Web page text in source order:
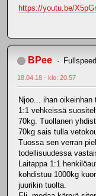
https://youtu.be/
BPee
18.04.18 - klo: 20.57
Njoo... ihan
1:1 vehkeissä
70kg. Tuollanen
70kg sais tulla
Tuossa sen verran
todellisuudessa
Laitappa 1:1
kohdistuu 1000kg
juurikin tuolta.